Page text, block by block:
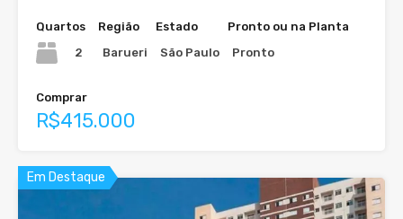
Quartos
2
Região
Barueri
Estado
São Paulo
Pronto ou na Planta
Pronto
Comprar
R$415.000
Em Destaque